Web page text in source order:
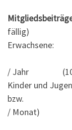
fällig)
Erwachsene:
/ Jahr (10 €
Kinder und
bzw.
/ Monat)